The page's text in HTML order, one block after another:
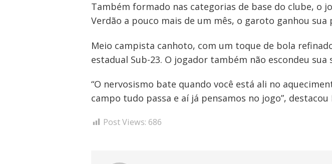
Também formado nas categorias de base do clube, o
Verdão a pouco mais de um mês, o garoto ganhou
Meio campista canhoto, com um toque de bola
estadual Sub-23. O jogador também não escondeu
“O nervosismo bate quando você está ali no
campo tudo passa e aí já pensamos no jogo”, destacou
Post Views: 686